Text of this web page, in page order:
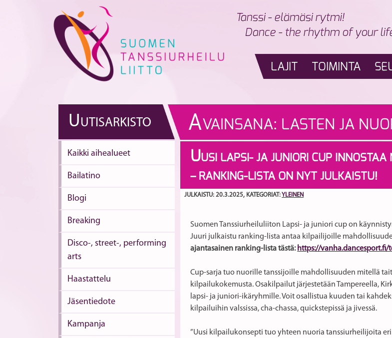
Tanssi - elämäsi rytmi!
Dance - the rhythm of your
LAJIT TOIMINTA
UUTISARKISTO
Kaikki aihealueet
Bailatino
Blogi
Breaking
Disco-, street-, performing
arts
Haastattelu
Jäsentiedote
Kampanja
AVAINSANA: LASTEN JA
UUSI LAPSI- JA JUNIORI CUP INNOSTAA
– RANKING-LISTA ON NYT JULKAISTU!
JULKAISTU: 20.3.2025, KATEGORIAT:YLEINEN
Suomen Tanssiurheiluliiton Lapsi- ja juniori cup on
Juuri julkaistu ranking-lista antaa kilpailijoille
ajantasainen ranking-lista tästä: https://
Cup-sarja tuo nuorille tanssijoille mahdollisuuden mitellä
kilpailukokemusta. Osakilpailut järjestetään Tampereella,
lapsi- ja juniori-ikäryhmille. Voit osallistua kuuden tai
kilpailuihin valssissa, cha-chassa, quickstepissä ja jivessä.
”Uusi kilpailukonsepti tuo yhteen nuoria tanssiurheilijoita